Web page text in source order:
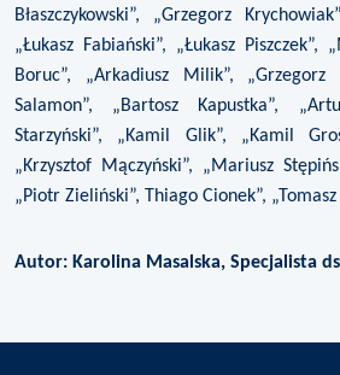
Błaszczykowski”, „Grzegorz
„Łukasz Fabiański”, „Łukasz Piszczek”,
Boruc”, „Arkadiusz Milik”, „Grzegorz
Salamon”, „Bartosz Kapustka”,
Starzyński”, „Kamil Glik”, „Kamil
„Krzysztof Mączyński”, „Mariusz
„Piotr Zieliński”, Thiago Cionek”, „Tomasz
Autor: Karolina Masalska, Specjalista